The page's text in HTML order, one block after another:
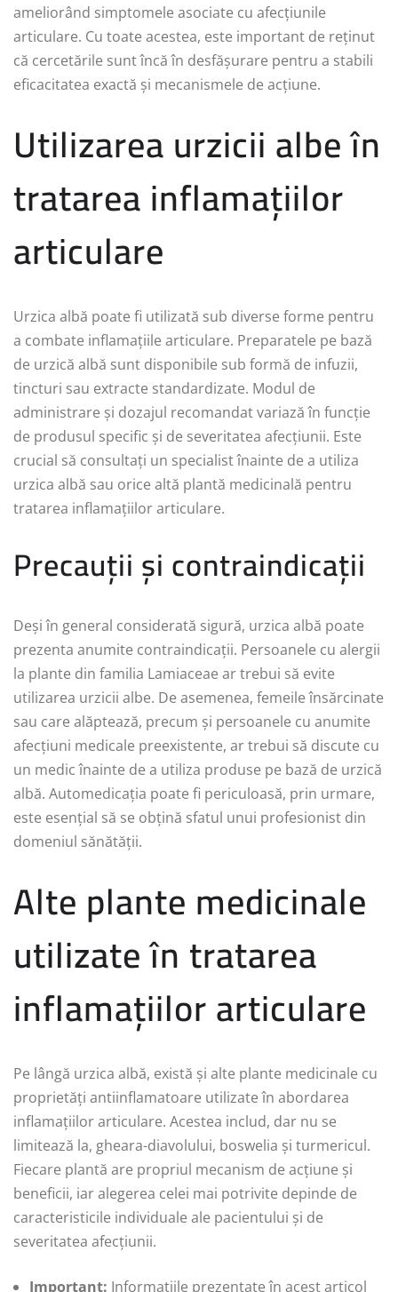
ameliorând simptomele asociate cu afecțiunile
articulare. Cu toate acestea, este important de reținut
că cercetările sunt încă în desfășurare pentru a stabili
eficacitatea exactă și mecanismele de acțiune.
Utilizarea urzicii albe în
tratarea inflamațiilor
articulare
Urzica albă poate fi utilizată sub diverse forme pentru
a combate inflamațiile articulare. Preparatele pe bază
de urzică albă sunt disponibile sub formă de infuzii,
tincturi sau extracte standardizate. Modul de
administrare și dozajul recomandat variază în funcție
de produsul specific și de severitatea afecțiunii. Este
crucial să consultați un specialist înainte de a utiliza
urzica albă sau orice altă plantă medicinală pentru
tratarea inflamațiilor articulare.
Precauții și contraindicații
Deși în general considerată sigură, urzica albă poate
prezenta anumite contraindicații. Persoanele cu alergii
la plante din familia Lamiaceae ar trebui să evite
utilizarea urzicii albe. De asemenea, femeile însărcinate
sau care alăptează, precum și persoanele cu anumite
afecțiuni medicale preexistente, ar trebui să discute cu
un medic înainte de a utiliza produse pe bază de urzică
albă. Automedicația poate fi periculoasă, prin urmare,
este esențial să se obțină sfatul unui profesionist din
domeniul sănătății.
Alte plante medicinale
utilizate în tratarea
inflamațiilor articulare
Pe lângă urzica albă, există și alte plante medicinale cu
proprietăți antiinflamatoare utilizate în abordarea
inflamațiilor articulare. Acestea includ, dar nu se
limitează la, gheara-diavolului, boswelia și turmericul.
Fiecare plantă are propriul mecanism de acțiune și
beneficii, iar alegerea celei mai potrivite depinde de
caracteristicile individuale ale pacientului și de
severitatea afecțiunii.
Important: Informațiile prezentate în acest articol